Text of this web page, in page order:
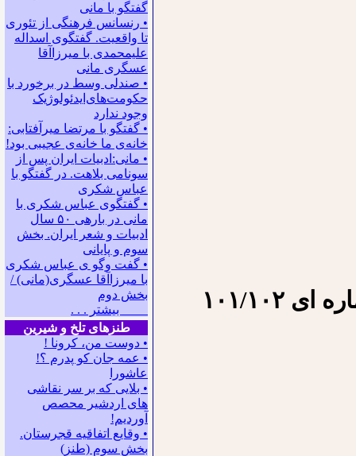
گفتگو با ﻣﺎﻧﻰ
• رنسانس فرهنگی ‌از تئوری
‌تا واقعیت. گفتگوی اسداله
علیمحمدی با میرزاآقا
عسگری ‌مانی
• صندلی وسط در برخورد با
حکومت‌های‌ایدئولوژیک
وجود ندارد
• گفتگو با مرتضا میرآفتابی:
ﺧﺎﻧﻪﻯ ﻣﺎ ﺧﺎﻧﻪﻯ ﻋﺠﻴﺒﻰ ﺑﻮﺩ!
• مانی:ادبیات ایران پس از
سونامی بلاهت. در گفتگو با
عباس شکری
• گفتگوی عباس شکری با
مانی در باره‍ی ۵۰ سال
ادبیات و شعر ایران. بخش
سوم و پایانی
• گفت وگو ی عباس شکری
با میرزاآقا عسگری(مانی) /
بخش دوم
بیشتر . . .
طنزهای تلخ و شیرین
• دوست من، کرونا !
• ﻋﻤﻪ ﺟﺎﻥ ﻛﻮ ﭘﺪﺭﻡ ؟!
عاشورا
• بلایی که بر سر نقاشی
های اردشیر محصص
آوردیم!
• وقایع اتفاقیه قجرستان.
بخش سوم (طنز)
۱۰۲